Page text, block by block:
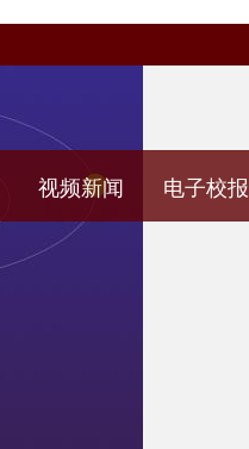
视频新闻 电子校报